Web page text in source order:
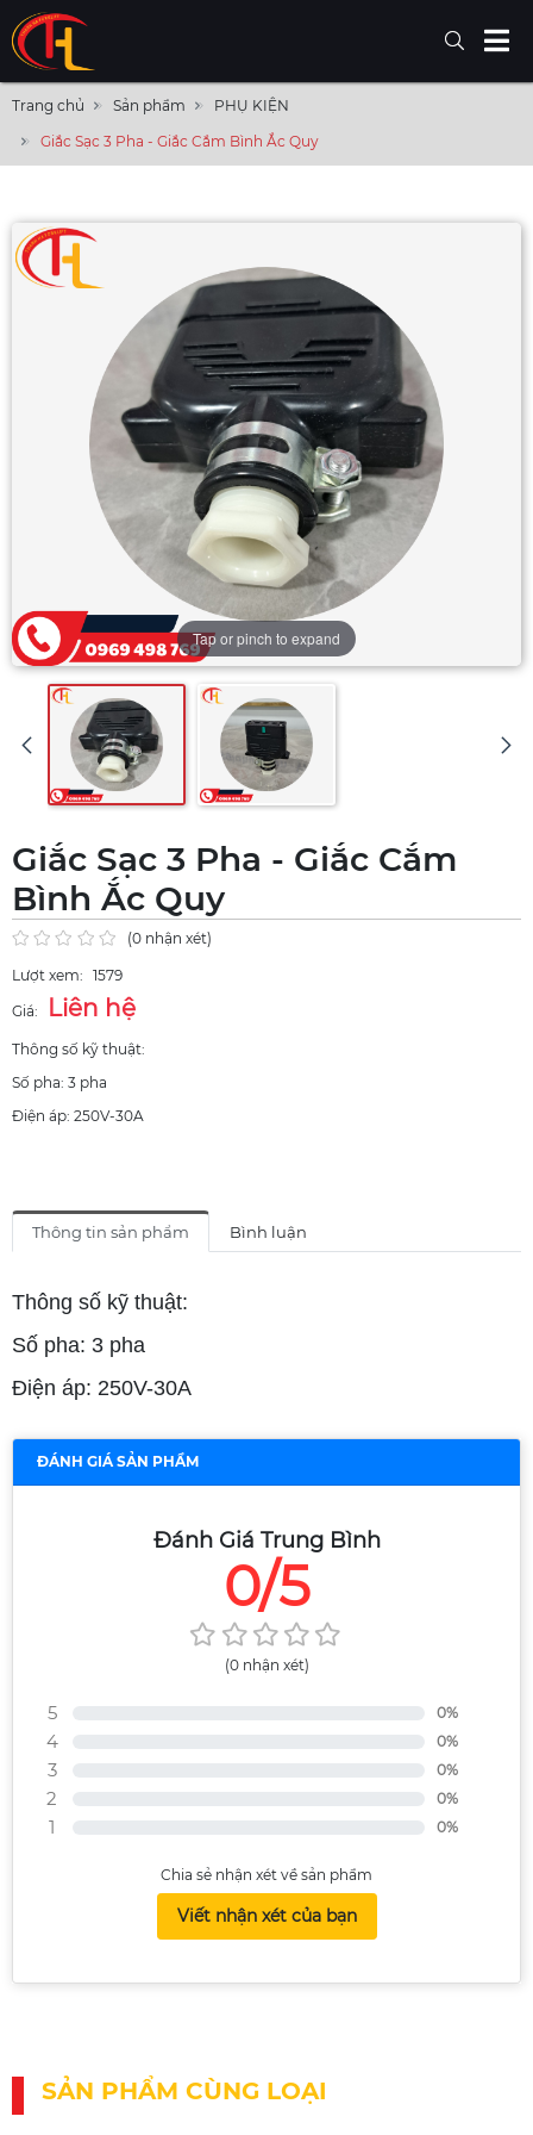
Trang chủ Sản phẩm
PHỤ KIỆN
Giắc Sạc 3 Pha - Giắc Cắm Bình Ắc Quy
Tap or pinch to expand
Giắc Sạc 3 Pha - Giắc Cắm
Bình Ắc Quy
(0 nhận xét)
Lượt xem: 1579
Giá:
Liên hệ
Thông số kỹ thuật:
Số pha: 3 pha
Điện áp: 250V-30A
Thông tin sản phẩm Bình luận
Thông số kỹ thuật:
Số pha: 3 pha
Điện áp: 250V-30A
ĐÁNH GIÁ SẢN PHẨM
Đánh Giá Trung Bình
0/5
(0 nhận xét)
5 0%
4 0%
3 0%
2 0%
1 0%
Chia sẻ nhận xét về sản phẩm
Viết nhận xét của bạn
SẢN PHẨM CÙNG LOẠI